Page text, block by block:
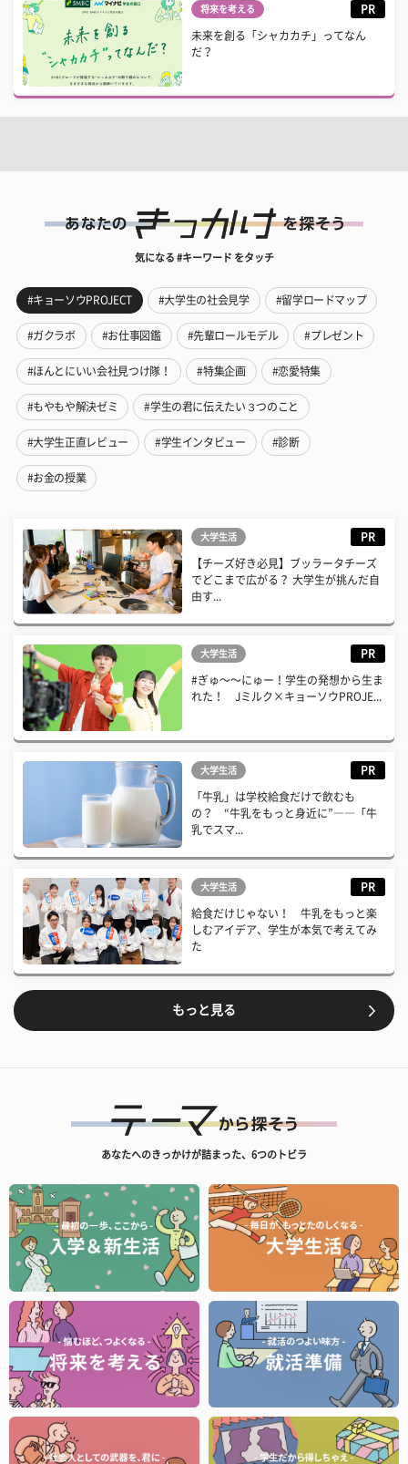
将来を考える PR
未来を創る「シャカカチ」ってなん
だ？
気になる #キーワード をタッチ
#キョーソウPROJECT #大学生の社会見学 #留学ロードマップ
#ガクラボ #お仕事図鑑 #先輩ロールモデル #プレゼント
#ほんとにいい会社見つけ隊！ #特集企画 #恋愛特集
#もやもや解決ゼミ #学生の君に伝えたい３つのこと
#大学生正直レビュー #学生インタビュー #診断
#お金の授業
大学生活 PR
【チーズ好き必見】ブッラータチーズ
でどこまで広がる？ 大学生が挑んだ自
由す...
大学生活 PR
#ぎゅ〜〜にゅー！学生の発想から生ま
れた！ Jミルク×キョーソウPROJE...
大学生活 PR
「牛乳」は学校給食だけで飲むも
の？ “牛乳をもっと身近に”――「牛
乳でスマ...
大学生活 PR
給食だけじゃない！ 牛乳をもっと楽
しむアイデア、学生が本気で考えてみ
た
もっと見る
あなたへのきっかけが詰まった、6つのトビラ